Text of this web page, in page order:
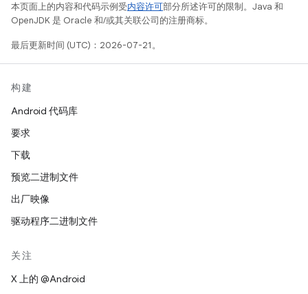
本页面上的内容和代码示例受内容许可部分所述许可的限制。Java 和
OpenJDK 是 Oracle 和/或其关联公司的注册商标。
最后更新时间 (UTC)：2026-07-21。
构建
Android 代码库
要求
下载
预览二进制文件
出厂映像
驱动程序二进制文件
关注
X 上的 @Android